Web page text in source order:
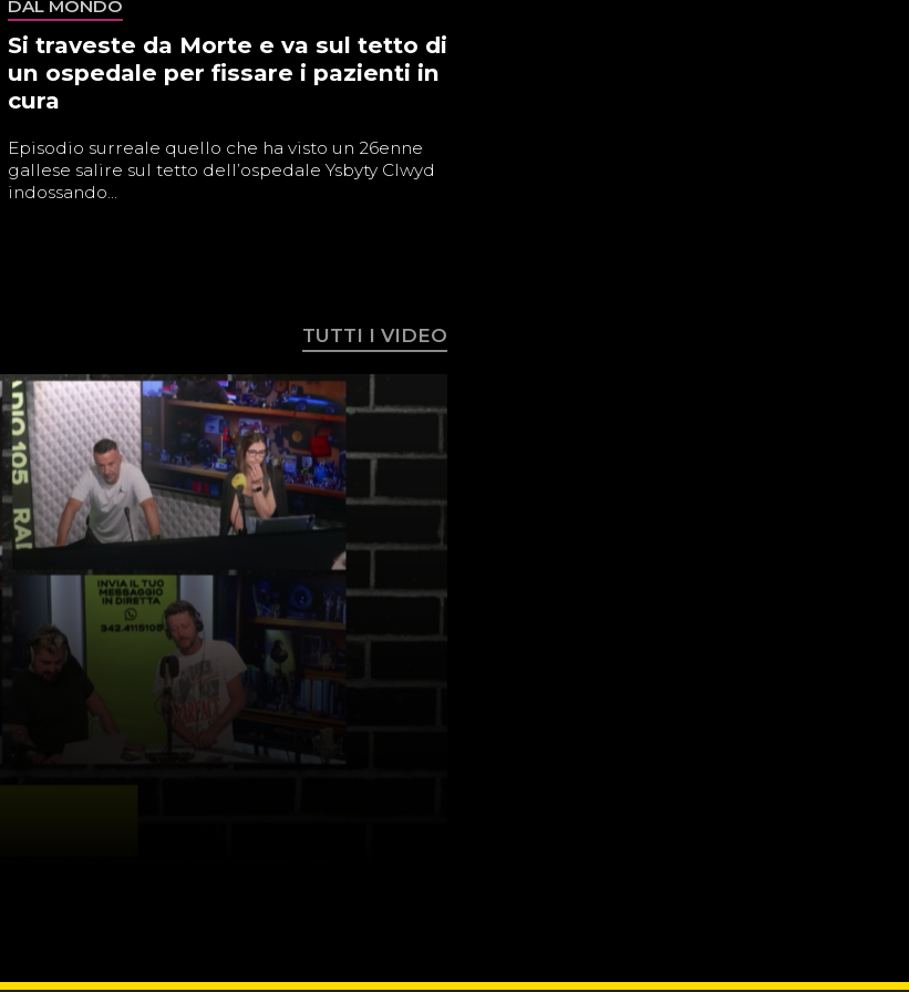
DAL MONDO
Si traveste da Morte e va sul tetto di
un ospedale per fissare i pazienti in
cura
Episodio surreale quello che ha visto un 26enne
gallese salire sul tetto dell’ospedale Ysbyty Clwyd
indossando...
TUTTI I VIDEO